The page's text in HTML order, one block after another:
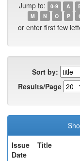
Jump to: 0-9 A
M
N O P
or enter first few
Sort by:
Results/Page
Issue
Date
Title